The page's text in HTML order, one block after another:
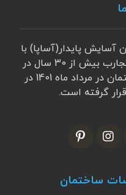
پایدار(آساپا) با
بهره گیری از دانش فنی روز و تجارب بیش از 30 سال در
زمینه تأسیسات مکانیکی ساختمان در مرداد ماه 1401 در
گرفته است.
ساختمان